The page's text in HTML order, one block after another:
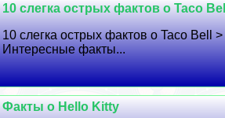
10 слегка острых фактов о Taco Bell
10 слегка острых фактов о Taco Bell >
Интересные факты...
Факты о Hello Kitty